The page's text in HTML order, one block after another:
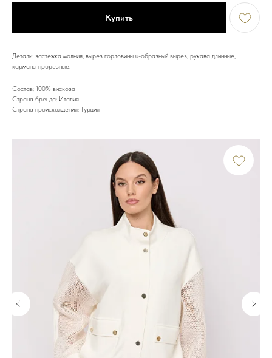
Купить
Детали: застежка молния, вырез горловины u-образный вырез, рукава длинные,
карманы прорезные.
Состав: 100% вискоза
Страна бренда: Италия
Страна происхождения: Турция